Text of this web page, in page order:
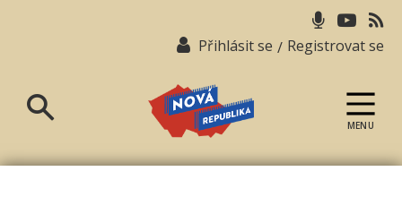
Přihlásit se / Registrovat se
republika
MENU